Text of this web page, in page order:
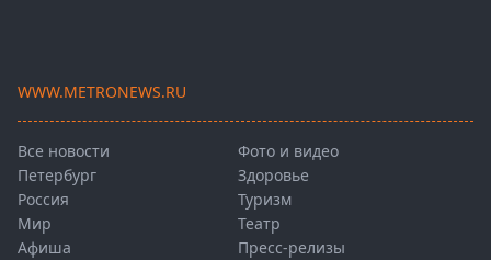
WWW.METRONEWS.RU
Все новости
Петербург
Россия
Мир
Афиша
Фото и видео
Здоровье
Туризм
Театр
Пресс-релизы